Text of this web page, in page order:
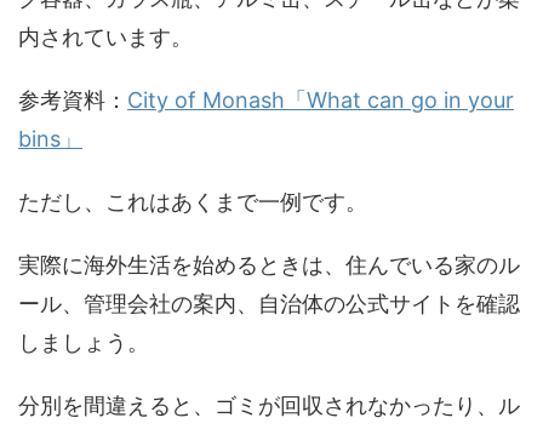
内されています。
参考資料： City of Monash「What can go in your
bins」
ただし、これはあくまで一例です。
実際に海外生活を始めるときは、住んでいる家のル
ール、管理会社の案内、自治体の公式サイトを確認
しましょう。
分別を間違えると、ゴミが回収されなかったり、ル